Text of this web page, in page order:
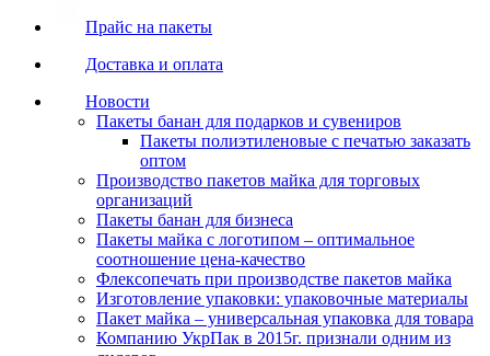
Прайс на пакеты
Доставка и оплата
Новости
Пакеты банан для подарков и сувениров
Пакеты полиэтиленовые с печатью заказать
оптом
Производство пакетов майка для торговых
организаций
Пакеты банан для бизнеса
Пакеты майка с логотипом – оптимальное
соотношение цена-качество
Флексопечать при производстве пакетов майка
Изготовление упаковки: упаковочные материалы
Пакет майка – универсальная упаковка для товара
Компанию УкрПак в 2015г. признали одним из